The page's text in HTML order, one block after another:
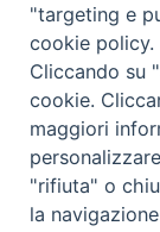
Palazzo De
Tel.
I nostri
"targeting e
cookie policy.
Cliccando su
cookie.
maggiori
"rifiuta" o
la